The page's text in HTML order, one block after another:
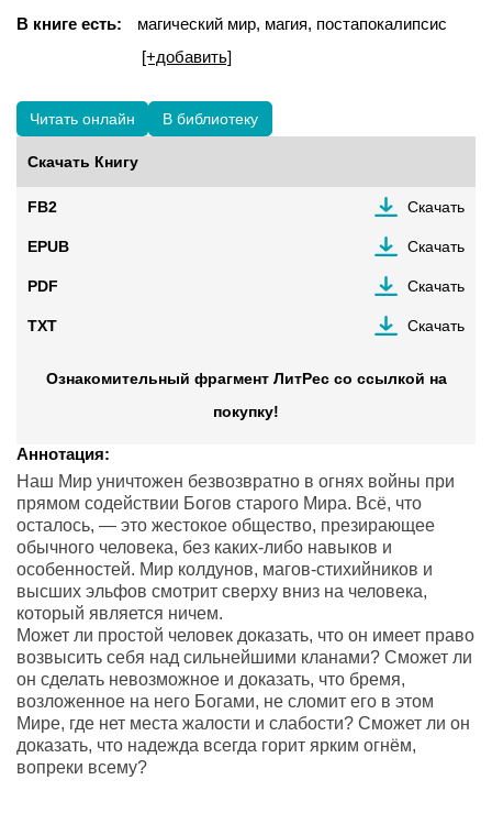
В книге есть:
магический мир, магия, постапокалипсис
[+добавить]
Читать онлайн В библиотеку
Скачать Книгу
FB2 Скачать
EPUB Скачать
PDF Скачать
TXT Скачать
Ознакомительный фрагмент ЛитРес со ссылкой на
покупку!
Аннотация:
Наш Мир уничтожен безвозвратно в огнях войны при
прямом содействии Богов старого Мира. Всё, что
осталось, — это жестокое общество, презирающее
обычного человека, без каких-либо навыков и
особенностей. Мир колдунов, магов-стихийников и
высших эльфов смотрит сверху вниз на человека,
который является ничем.
Может ли простой человек доказать, что он имеет право
возвысить себя над сильнейшими кланами? Сможет ли
он сделать невозможное и доказать, что бремя,
возложенное на него Богами, не сломит его в этом
Мире, где нет места жалости и слабости? Сможет ли он
доказать, что надежда всегда горит ярким огнём,
вопреки всему?